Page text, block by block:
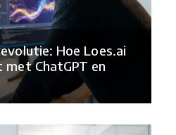
Hoe Loes.ai
ChatGPT en